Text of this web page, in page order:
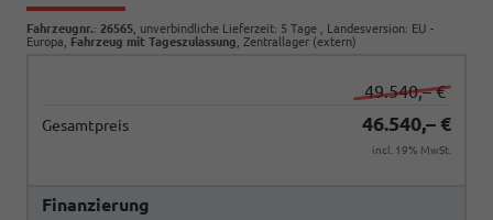
Fahrzeugnr.: 26565 , unverbindliche Lieferzeit: 5 Tage , Landesversion: EU -
Europa, Fahrzeug mit Tageszulassung , Zentrallager (extern)
49.540,– €
Gesamtpreis 46.540,– €
incl. 19% MwSt.
Finanzierung